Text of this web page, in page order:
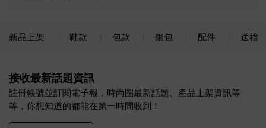
新品上架 鞋款 包款 銀包 配件 送禮
接收最新話題資訊
註冊帳號並訂閱電子報，時尚圈最新話題、產品上架資訊等
等，你想知道的都能在第一時間收到！